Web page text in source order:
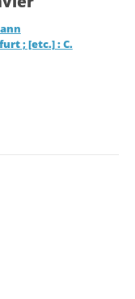
; [etc.] : C.